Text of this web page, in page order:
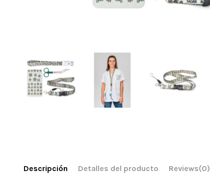
Descripción Detalles del producto Reviews(0)